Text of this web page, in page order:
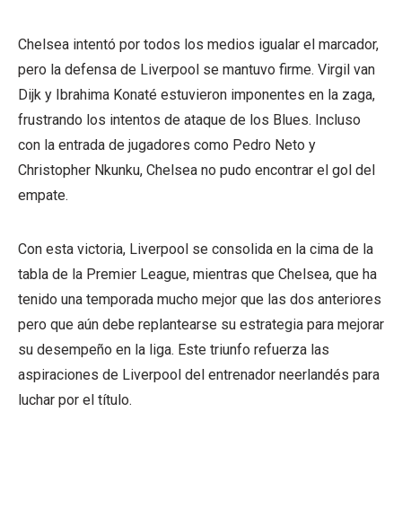
Chelsea intentó por todos los medios igualar el marcador,
pero la defensa de Liverpool se mantuvo firme. Virgil van
Dijk y Ibrahima Konaté estuvieron imponentes en la zaga,
frustrando los intentos de ataque de los Blues. Incluso
con la entrada de jugadores como Pedro Neto y
Christopher Nkunku, Chelsea no pudo encontrar el gol del
empate.
Con esta victoria, Liverpool se consolida en la cima de la
tabla de la Premier League, mientras que Chelsea, que ha
tenido una temporada mucho mejor que las dos anteriores
pero que aún debe replantearse su estrategia para mejorar
su desempeño en la liga. Este triunfo refuerza las
aspiraciones de Liverpool del entrenador neerlandés para
luchar por el título.